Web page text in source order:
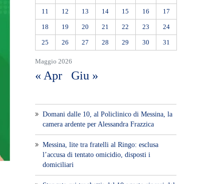
Maggio 2026
11 12 13 14 15 16 17
18 19 20 21 22 23 24
25 26 27 28 29 30 31
« Apr Giu »
Domani dalle 10, al Policlinico di Messina, la
camera ardente per Alessandra Frazzica
Messina, lite tra fratelli al Ringo: esclusa
l’accusa di tentato omicidio, disposti i
domiciliari